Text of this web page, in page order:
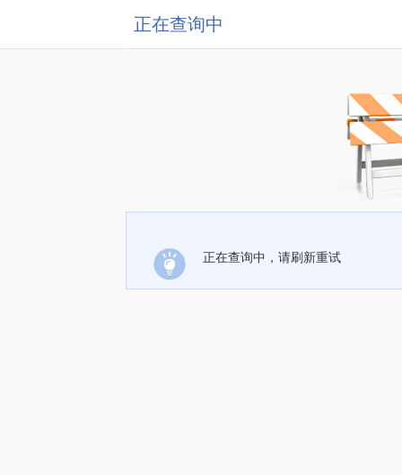
正在查询中
正在查询中，请刷新重试